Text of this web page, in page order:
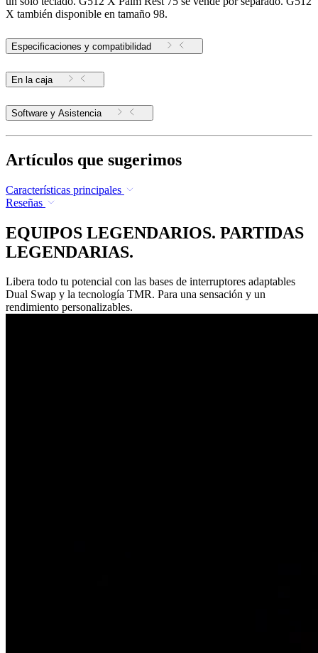
X también disponible en tamaño 98.
Especificaciones y compatibilidad
En la caja
Software y Asistencia
Artículos que sugerimos
Características principales
Reseñas
EQUIPOS LEGENDARIOS. PARTIDAS
LEGENDARIAS.
Libera todo tu potencial con las bases de interruptores adaptables
Dual Swap y la tecnología TMR. Para una sensación y un
rendimiento personalizables.